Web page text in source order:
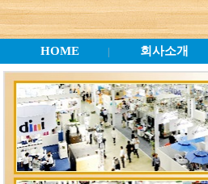
HOME 회사소개